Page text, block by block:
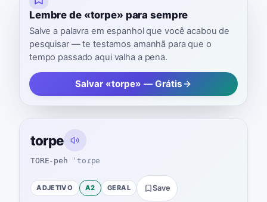
Lembre de «torpe» para sempre
Salve a palavra em espanhol que você acabou de
pesquisar — te testamos amanhã para que o
tempo passado aqui valha a pena.
Salvar «torpe» — Grátis
torpe
TORE-peh ˈtoɾpe
ADJETIVO A2 GERAL Save